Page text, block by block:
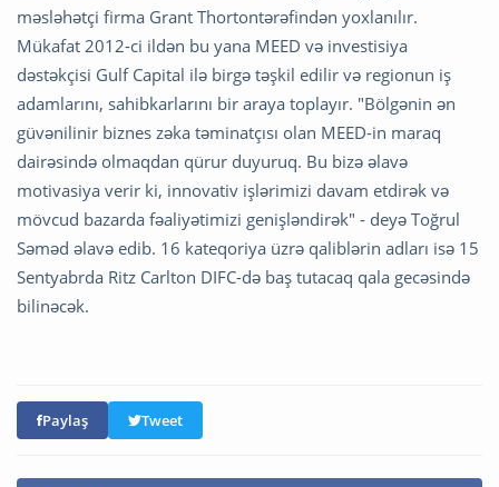
məsləhətçi firma Grant Thortontərəfindən yoxlanılır.
Mükafat 2012-ci ildən bu yana MEED və investisiya
dəstəkçisi Gulf Capital ilə birgə təşkil edilir və regionun iş
adamlarını, sahibkarlarını bir araya toplayır. "Bölgənin ən
güvənilinir biznes zəka təminatçısı olan MEED-in maraq
dairəsində olmaqdan qürur duyuruq. Bu bizə əlavə
motivasiya verir ki, innovativ işlərimizi davam etdirək və
mövcud bazarda fəaliyətimizi genişləndirək" - deyə Toğrul
Səməd əlavə edib. 16 kateqoriya üzrə qaliblərin adları isə 15
Sentyabrda Ritz Carlton DIFC-də baş tutacaq qala gecəsində
bilinəcək.
Paylaş Tweet